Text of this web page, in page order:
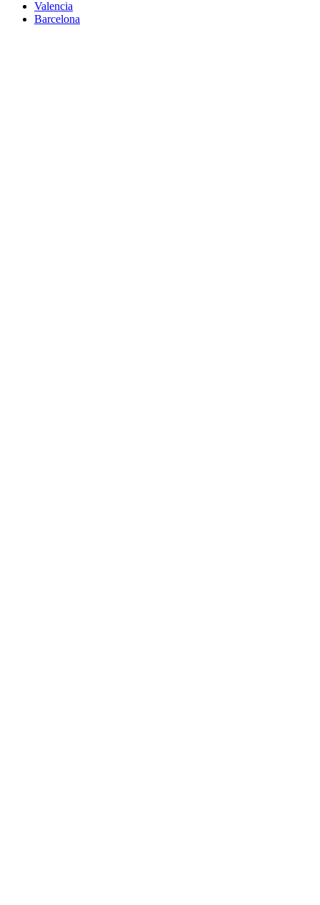
Valencia
Barcelona